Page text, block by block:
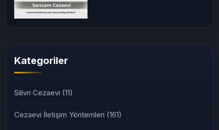
Kategoriler
Silivri Cezaevi (11)
Cezaevi İletişim Yöntemleri (161)